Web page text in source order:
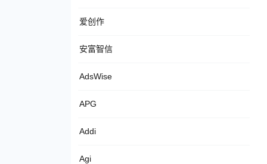
爱创作
安富智信
AdsWise
APG
Addi
Agi